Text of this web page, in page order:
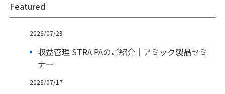
Featured
2026/07/29
収益管理 STRA PAのご紹介｜アミック製品セミ
ナー
2026/07/17